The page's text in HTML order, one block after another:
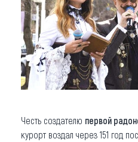
Честь создателю первой
курорт воздал через 151 год